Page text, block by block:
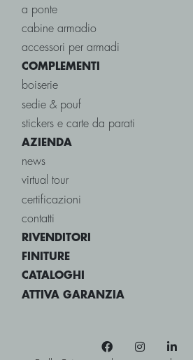
a ponte
cabine armadio
accessori per armadi
COMPLEMENTI
boiserie
sedie & pouf
stickers e carte da parati
AZIENDA
news
virtual tour
certificazioni
contatti
RIVENDITORI
FINITURE
CATALOGHI
ATTIVA GARANZIA